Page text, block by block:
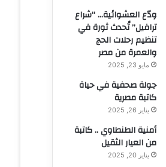
ودّع العشوائية… “شراع
ترافيل” تُحدث ثورة في
تنظيم رحلات الحج
والعمرة من مصر
مايو 23, 2025
جولة صحفية في حياة
كاتبة مصرية
يناير 26, 2025
أمنية الطنطاوي .. كاتبة
من العيار الثقيل
يناير 20, 2025